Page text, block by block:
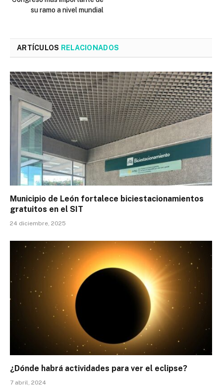
su ramo a nivel mundial
ARTÍCULOS RELACIONADOS
Municipio de León fortalece biciestacionamientos
gratuitos en el SIT
24 diciembre, 2025
¿Dónde habrá actividades para ver el eclipse?
7 abril, 2024